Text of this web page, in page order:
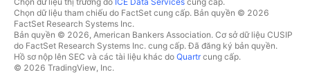
Chọn dữ liệu tham chiếu do FactSet cung cấp. Bản quyền © 2026
FactSet Research Systems Inc.
Bản quyền © 2026, American Bankers Association. Cơ sở dữ liệu CUSIP
do FactSet Research Systems Inc. cung cấp. Đã đăng ký bản quyền.
Hồ sơ nộp lên SEC và các tài liệu khác do Quartrcung cấp.
© 2026 TradingView, Inc.